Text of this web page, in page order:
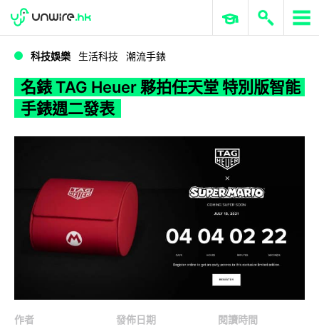
WWDC 2026 ERP 與商業 AI
科技娛樂 生活科技 潮流手錶
名錶 TAG Heuer 夥拍任天堂 特別版智能
手錶週二發表
作者
發佈日期
閱讀時間